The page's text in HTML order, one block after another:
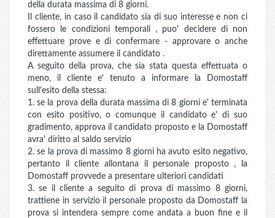
della durata massima di 8 giorni.
Il cliente, in caso il candidato sia di suo interesse e non ci
fossero le condizioni temporali , puo' decidere di non
effettuare prove e di confermare - approvare o anche
direttamente assumere il candidato .
A seguito della prova, che sia stata questa effettuata o
meno, il cliente e' tenuto a informare la Domostaff
sull'esito della stessa:
1. se la prova della durata massima di 8 giorni e' terminata
con esito positivo, o comunque il candidato e' di suo
gradimento, approva il candidato proposto e la Domostaff
avra' diritto al saldo servizio
2. se la prova di massimo 8 giorni ha avuto esito negativo,
pertanto il cliente allontana il personale proposto , la
Domostaff provvede a presentare ulteriori candidati
3. se il cliente a seguito di prova di massimo 8 giorni,
trattiene in servizio il personale proposto da Domostaff la
prova si intendera sempre come andata a buon fine e il